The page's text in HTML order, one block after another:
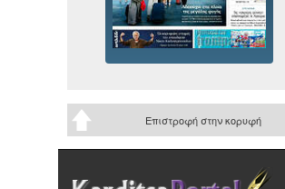
Επιστροφή στην κορυφή